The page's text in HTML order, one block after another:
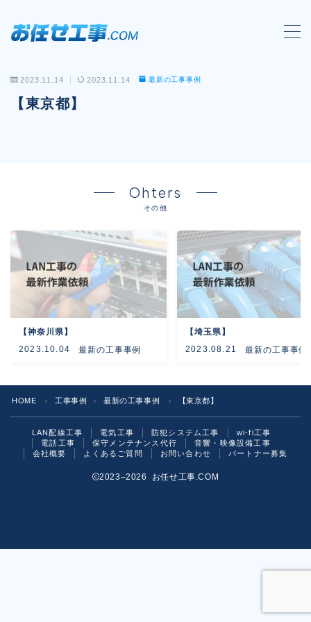
MENU
会社概要
音響・映像設備工事
保守メンテナンス代行
よくあるご質問
2023.11.14 2023.11.14 最新の工事事例
【東京都】
Ohters
その他
【神奈川県】
2023.10.04 最新の工事事例
【埼玉県】
2023.08.21 最新の工事事例
HOME ＞ 工事事例 ＞ 最新の工事事例 ＞ 【東京都】
LAN配線工事 電気工事 防犯システム工事
wi-fi工事
電話工事
保守メンテナンス代行
音響・映像設備工事
会社概要
よくあるご質問 お問い合わせ パートナー募集
2023–2026 お任せ工事.COM